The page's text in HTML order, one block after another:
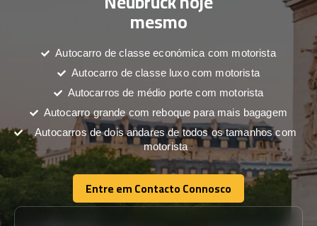
mesmo
Autocarro de classe económica com motorista
Autocarro de classe luxo com motorista
Autocarros de médio porte com motorista
Autocarro grande com reboque para mais bagagem
Autocarros de dois andares de todos os tamanhos com
motorista
Entre em Contacto Connosco
Entre em Contacto Connosco